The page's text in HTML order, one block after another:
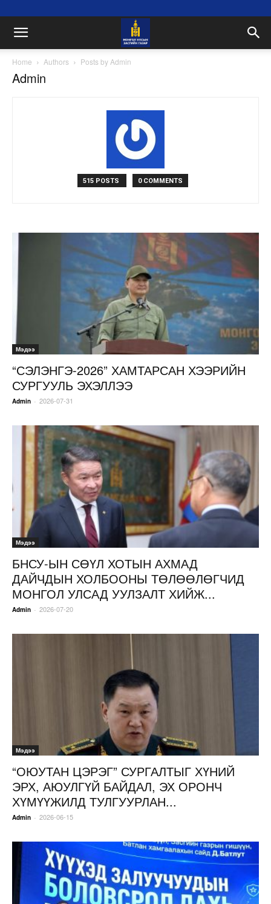
Home Authors Posts by Admin
Admin
515 POSTS 0 COMMENTS
Мэдээ
“СЭЛЭНГЭ-2026” ХАМТАРСАН ХЭЭРИЙН
СУРГУУЛЬ ЭХЭЛЛЭЭ
Admin - 2026-07-31
Мэдээ
БНСУ-ЫН СӨҮЛ ХОТЫН АХМАД
ДАЙЧДЫН ХОЛБООНЫ ТӨЛӨӨЛӨГЧИД
МОНГОЛ УЛСАД УУЛЗАЛТ ХИЙЖ...
Admin - 2026-07-20
Мэдээ
“ОЮУТАН ЦЭРЭГ” СУРГАЛТЫГ ХҮНИЙ
ЭРХ, АЮУЛГҮЙ БАЙДАЛ, ЭХ ОРОНЧ
ХҮМҮҮЖИЛД ТУЛГУУРЛАН...
Admin - 2026-06-15